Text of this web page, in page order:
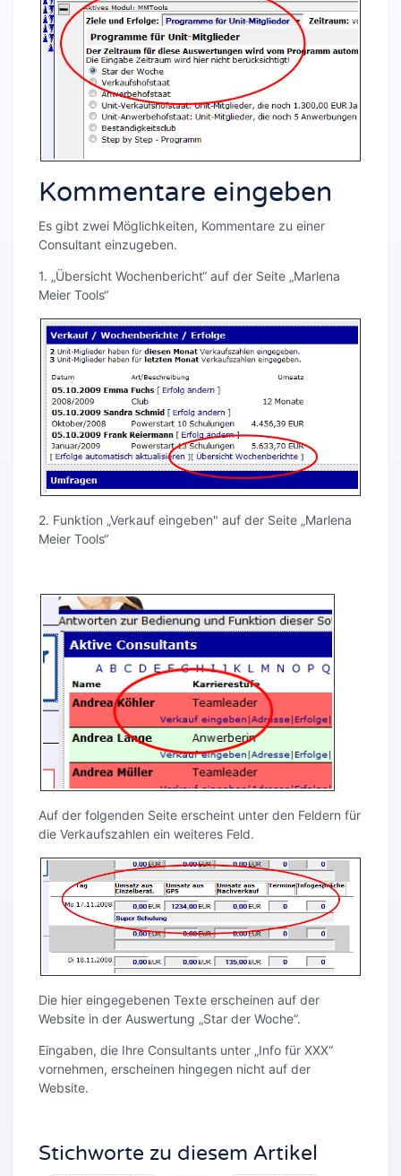
Kommentare eingeben
Es gibt zwei Möglichkeiten, Kommentare zu einer
Consultant einzugeben.
1. „Übersicht Wochenbericht“ auf der Seite „Marlena
Meier Tools“
2. Funktion „Verkauf eingeben" auf der Seite „Marlena
Meier Tools“
Auf der folgenden Seite erscheint unter den Feldern für
die Verkaufszahlen ein weiteres Feld.
Die hier eingegebenen Texte erscheinen auf der
Website in der Auswertung „Star der Woche“.
Eingaben, die Ihre Consultants unter „Info für XXX“
vornehmen, erscheinen hingegen nicht auf der
Website.
Stichworte zu diesem Artikel